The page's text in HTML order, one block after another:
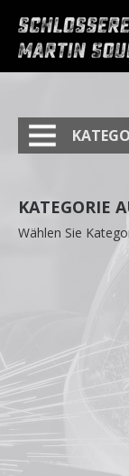
KATEGORIE
Wählen Sie